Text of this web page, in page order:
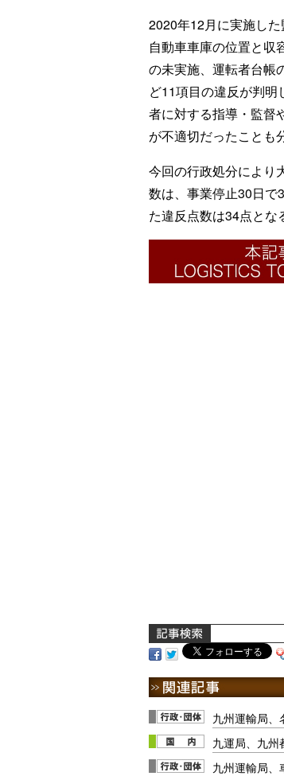
2020年12月に実施し
自動車車庫の位置と収
の未実施、運転者台帳
ど11項目の違反が判
者に対する指導・監督
が不適切だったことも
今回の行政処分により
数は、事業停止30日で
た違反点数は34点とな
九州運輸局
九運局、九州
九州運輸局、